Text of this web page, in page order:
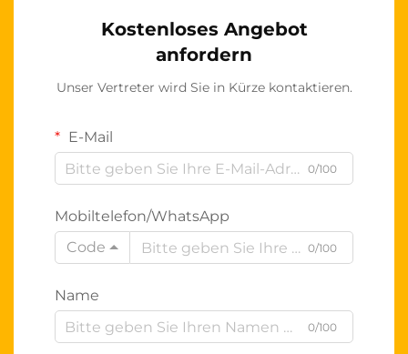
Kostenloses Angebot
anfordern
Unser Vertreter wird Sie in Kürze kontaktieren.
E-Mail
0/100
Mobiltelefon/WhatsApp
Code
0/100
Name
0/100